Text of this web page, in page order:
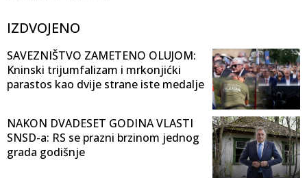
IZDVOJENO
SAVEZNIŠTVO ZAMETENO OLUJOM:
Kninski trijumfalizam i mrkonjićki
parastos kao dvije strane iste medalje
NAKON DVADESET GODINA VLASTI
SNSD-a: RS se prazni brzinom jednog
grada godišnje